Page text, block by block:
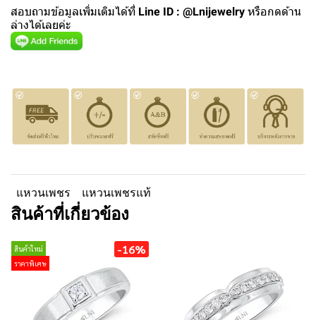
สอบถามข้อมูลเพิ่มเติมได้ที่ Line ID : @Lnijewelry หรือกดด้าน
ล่างได้เลยค่ะ
แหวนเพชร แหวนเพชรแท้
สินค้าที่เกี่ยวข้อง
สินค้าใหม่
ราคาพิเศษ
-16%